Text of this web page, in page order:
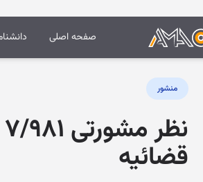
صفحه اصلی
منشور
قضائیه